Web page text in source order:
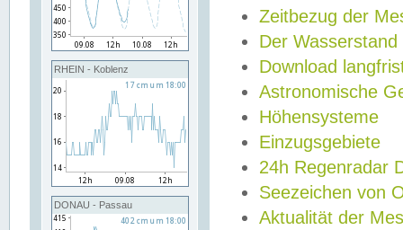
RHEIN - Koblenz
DONAU - Passau
Zeitbezug der
Der Wasserstand
Download
Astronomische
Höhensysteme
Einzugsgebiete
24h Regenradar
Seezeichen von
Aktualität der